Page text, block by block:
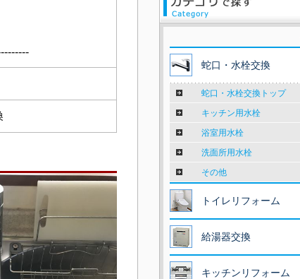
蛇口・水栓交換
蛇口・水栓交換トップ
キッチン用水栓
浴室用水栓
洗面所用水栓
その他
トイレリフォーム
給湯器交換
キッチンリフォーム